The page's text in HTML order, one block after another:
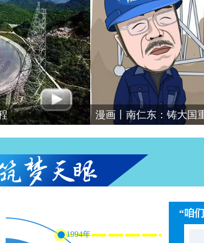
漫画丨南仁东：铸大国重器，开向星辰大海
1994年
“咱